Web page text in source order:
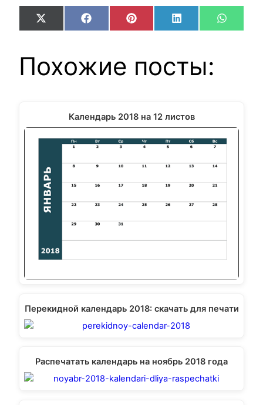
Share
on
X
(Twitter)
Share
on
FacebookShare
on
Pinterest Share
on
LinkedIn Share
on
Похожие посты:
Календарь 2018 на 12 листов
Перекидной календарь 2018: скачать для печати
Распечатать календарь на ноябрь 2018 года